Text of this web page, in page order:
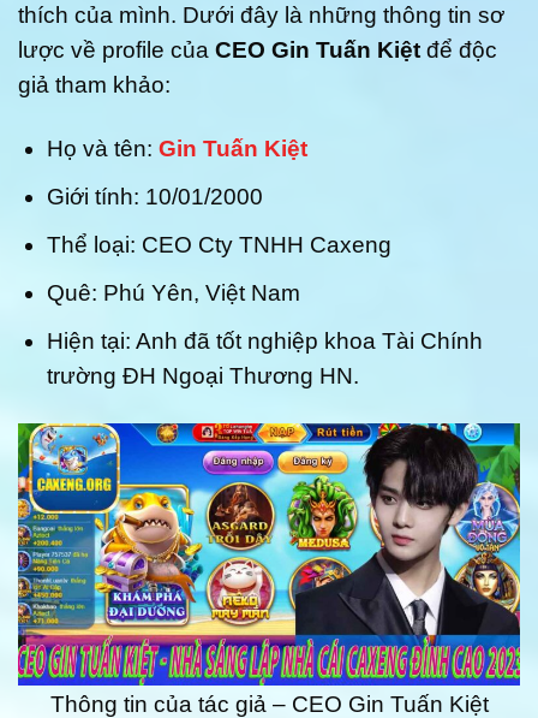
thích của mình. Dưới đây là những thông tin sơ
lược về profile của CEO Gin Tuấn Kiệt để độc
giả tham khảo:
Họ và tên:Gin Tuấn Kiệt
Giới tính: 10/01/2000
Thể loại: CEO Cty TNHH Caxeng
Quê: Phú Yên, Việt Nam
Hiện tại: Anh đã tốt nghiệp khoa Tài Chính
trường ĐH Ngoại Thương HN.
Thông tin của tác giả – CEO Gin Tuấn Kiệt